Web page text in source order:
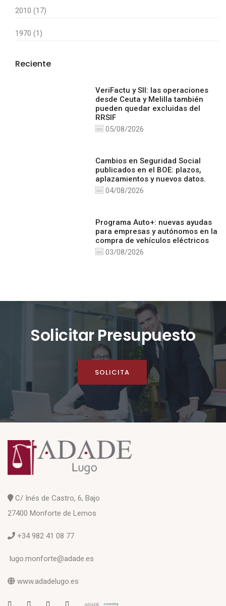
2010 (17)
1970 (1)
Reciente
VeriFactu y SII: las operaciones
desde Ceuta y Melilla también
pueden quedar excluidas del
RRSIF
05/08/2026
Cambios en Seguridad Social
publicados en el BOE: plazos,
aplazamientos y nuevos datos.
04/08/2026
Programa Auto+: nuevas ayudas
para empresas y autónomos en la
compra de vehículos eléctricos
03/08/2026
Solicitar Presupuesto
SOLICITA
C/ Inés de Castro, 6, Bajo
27400 Monforte de Lemos
+34 982 41 08 77
lugo.monforte@adade.es
www.adadelugo.es